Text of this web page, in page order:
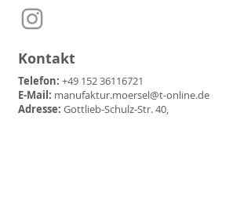
Kontakt
Telefon: +49 152 36116721
E-Mail: manufaktur.moersel@t-online.de
Adresse: Gottlieb-Schulz-Str. 40,